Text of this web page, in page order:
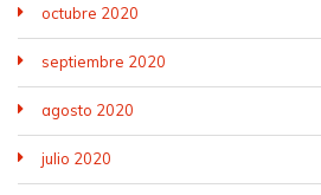
octubre 2020
septiembre 2020
agosto 2020
julio 2020